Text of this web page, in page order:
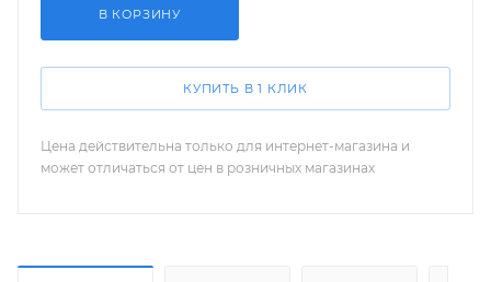
В КОРЗИНУ
КУПИТЬ В 1 КЛИК
Цена действительна только для интернет-магазина и
может отличаться от цен в розничных магазинах